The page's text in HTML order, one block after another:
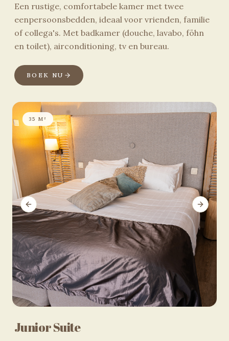
Een rustige, comfortabele kamer met twee
eenpersoonsbedden, ideaal voor vrienden, familie
of collega's. Met badkamer (douche, lavabo, föhn
en toilet), airconditioning, tv en bureau.
BOEK NU
Previous slide Next
35 M²
Junior Suite